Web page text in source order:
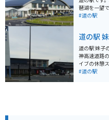
は、琵琶湖
人気です。
琶湖を一望
す。 施設内には、地元の新鮮な農産物を販売する直売所
ります。 レストランでは、近江牛を使ったメニューや、
琵琶湖でとれた
る場合、道
心です。琵
るのもおすすめです。 周辺には
#道の駅
道の駅
道の駅 妹子
神高速道路
イブの休憩スポッ
物が販売さ
滋賀県が
#道の駅